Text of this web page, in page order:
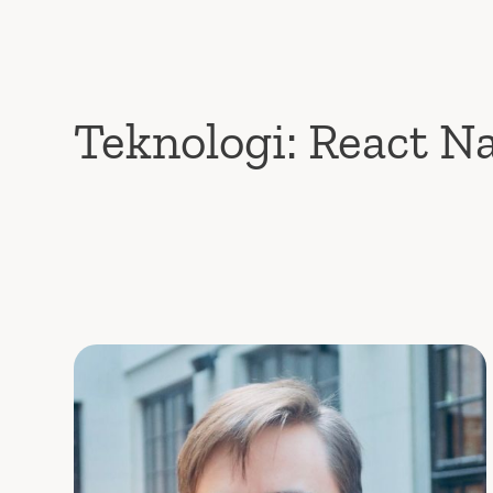
Teknologi: React